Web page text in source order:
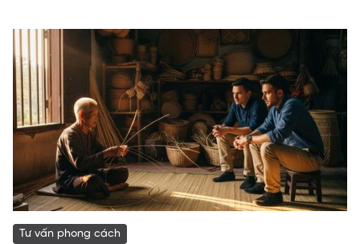
Tư vấn phong cách